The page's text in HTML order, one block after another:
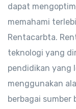
dapat
memahami
Rentacarbta.
teknologi yang
pendidikan yang
menggunakan
berbagai sumber